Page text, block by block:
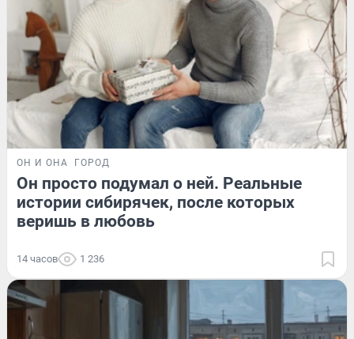
ОН И ОНА ГОРОД
Он просто подумал о ней. Реальные
истории сибирячек, после которых
веришь в любовь
14 часов 1 236